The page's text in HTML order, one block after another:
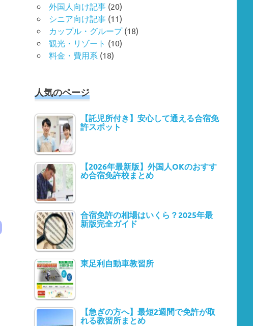
外国人向け記事 (20)
シニア向け記事 (11)
カップル・グループ(18)
観光・リゾート (10)
料金・費用系 (18)
人気のページ
【託児所付き】安心して通える合宿免
許スポット
【2026年最新版】外国人OKのおすす
め合宿免許校まとめ
合宿免許の相場はいくら？2025年最
新版完全ガイド
東足利自動車教習所
【急ぎの方へ】最短2週間で免許が取
れる教習所まとめ